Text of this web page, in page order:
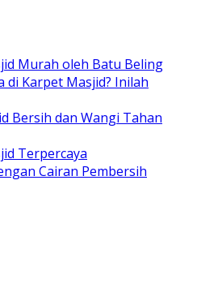
Murah oleh Batu Beling
di Karpet Masjid? Inilah
Bersih dan Wangi Tahan
Terpercaya
Cairan Pembersih